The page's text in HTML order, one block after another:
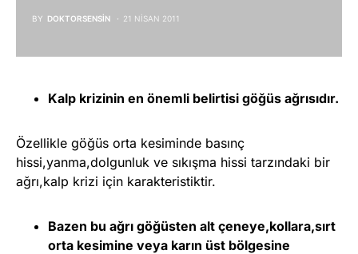
BY DOKTORSENSIN 21 NISAN 2011
Kalp krizinin en önemli belirtisi göğüs ağrısıdır.
Özellikle göğüs orta kesiminde basınç
hissi,yanma,dolgunluk ve sıkışma hissi tarzındaki bir
ağrı,kalp krizi için karakteristiktir.
Bazen bu ağrı göğüsten alt çeneye,kollara,sırt
orta kesimine veya karın üst bölgesine